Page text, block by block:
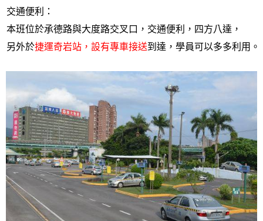
交通便利：
本班位於承德路與大度路交叉口，交通便利，四方八達，
另外於捷運奇岩站，設有專車接送到達，學員可以多多利用。